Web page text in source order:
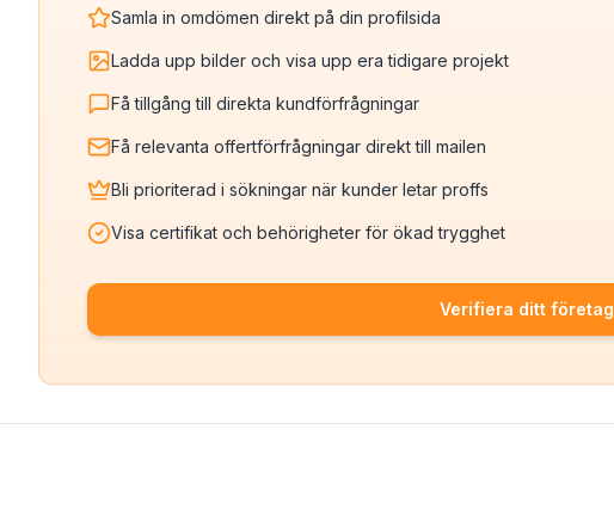
Samla in omdömen direkt på din profilsida
Ladda upp bilder och visa upp era tidigare projekt
Få tillgång till direkta kundförfrågningar
Få relevanta offertförfrågningar direkt till mailen
Bli prioriterad i sökningar när kunder letar proffs
Visa certifikat och behörigheter för ökad trygghet
Verifiera ditt företag